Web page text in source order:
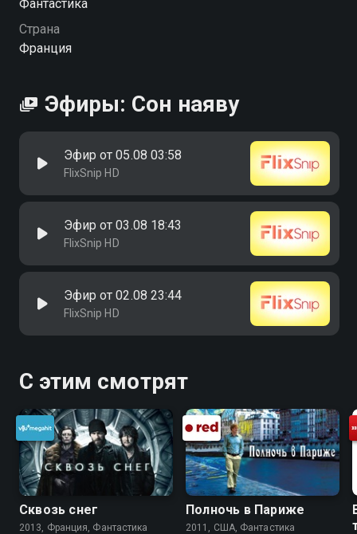
Фантастика
Страна
Франция
Эфиры: Сон наяву
Эфир от 05.08 03:58
FlixSnip HD
Эфир от 03.08 18:43
FlixSnip HD
Эфир от 02.08 23:44
FlixSnip HD
С этим смотрят
Сквозь снег
2013, Франция, Фантастика
Полночь в Париже
2011, США, Фантастика